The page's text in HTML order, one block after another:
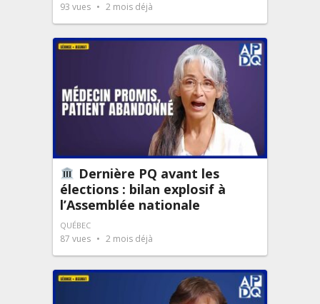
93 vues 2 mois déjà
Dernière PQ avant les
élections : bilan explosif à
l’Assemblée nationale
QUÉBEC
87 vues 2 mois déjà